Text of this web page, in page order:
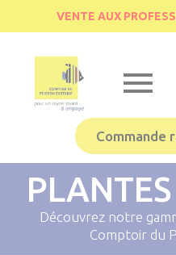
VENTE AUX

Commande
Découvrez notre
Comptoir du